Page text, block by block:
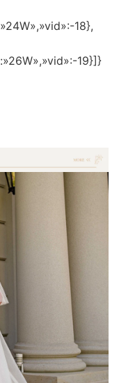
18},
19}]}